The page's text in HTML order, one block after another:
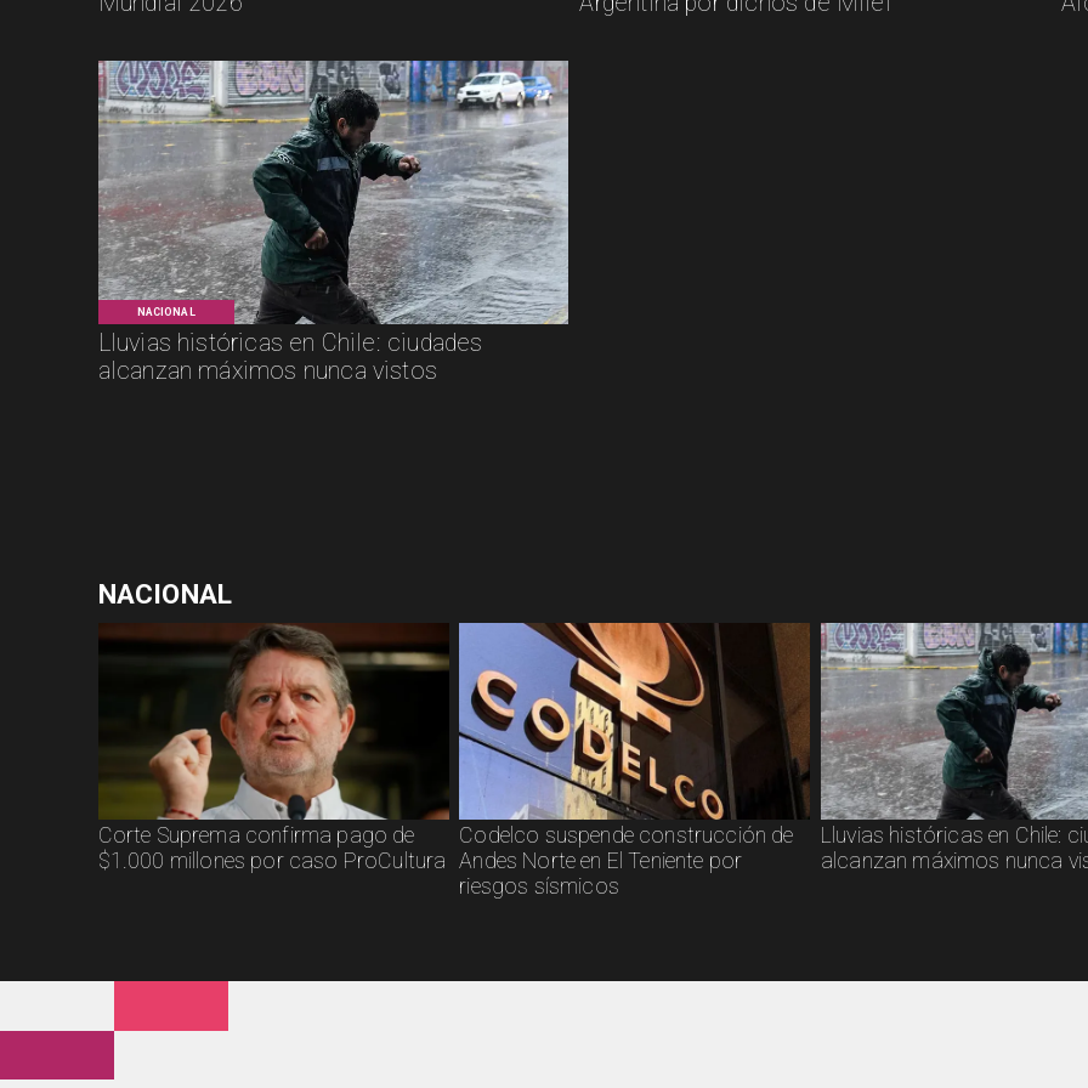
NACIONAL
Lluvias históricas en Chile: ciudades
alcanzan máximos nunca vistos
NACIONAL
Corte Suprema confirma pago de
$1.000 millones por caso ProCultura
Codelco suspende construcción de
Andes Norte en El Teniente por
riesgos sísmicos
Lluvias históricas en Chile:
alcanzan máximos nunca